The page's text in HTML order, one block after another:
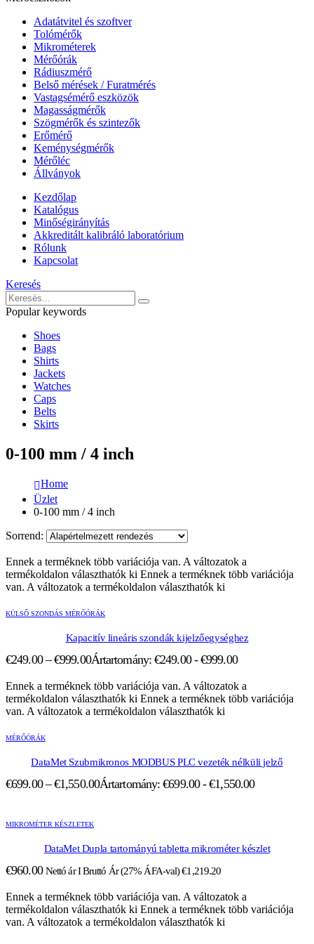
Adatátvitel és szoftver
Tolómérők
Mikrométerek
Mérőórák
Rádiuszmérő
Belső mérések / Furatmérés
Vastagsémérő eszközök
Magasságmérők
Szögmérők és szintezők
Erőmérő
Keménységmérők
Mérőléc
Állványok
Kezdőlap
Katalógus
Minőségirányítás
Akkreditált kalibráló laboratórium
Rólunk
Kapcsolat
Keresés
Popular keywords
Shoes
Bags
Shirts
Jackets
Watches
Caps
Belts
Skirts
0-100 mm / 4 inch
Home
Üzlet
0-100 mm / 4 inch
Sorrend:
Ennek a terméknek több variációja van. A változatok a
termékoldalon választhatók ki Ennek a terméknek több variációja
van. A változatok a termékoldalon választhatók ki
KÜLSŐ SZONDÁS MÉRŐÓRÁK
Kapacitív lineáris szondák kijelzőegységhez
€249.00 – €999.00Ártartomány: €249.00 - €999.00
Ennek a terméknek több variációja van. A változatok a
termékoldalon választhatók ki Ennek a terméknek több variációja
van. A változatok a termékoldalon választhatók ki
MÉRŐÓRÁK
DataMet Szubmikronos MODBUS PLC vezeték nélküli jelző
€699.00 – €1,550.00Ártartomány: €699.00 - €1,550.00
MIKROMÉTER KÉSZLETEK
DataMet Dupla tartományú tabletta mikrométer készlet
€960.00 Nettó ár I Bruttó Ár (27% ÁFA-val)€1,219.20
Ennek a terméknek több variációja van. A változatok a
termékoldalon választhatók ki Ennek a terméknek több variációja
van. A változatok a termékoldalon választhatók ki